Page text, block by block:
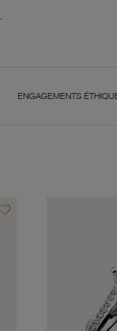
ÉTHIQUE ET DE
Ajouter à vos favoris